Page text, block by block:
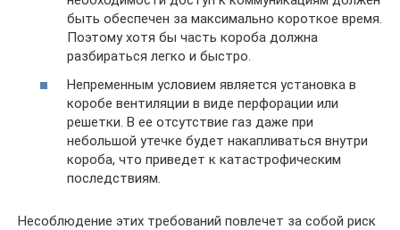
быть обеспечен за максимально короткое время.
Поэтому хотя бы часть короба должна
разбираться легко и быстро.
Непременным условием является установка в
коробе вентиляции в виде перфорации или
решетки. В ее отсутствие газ даже при
небольшой утечке будет накапливаться внутри
короба, что приведет к катастрофическим
последствиям.
Несоблюдение этих требований повлечет за собой риск